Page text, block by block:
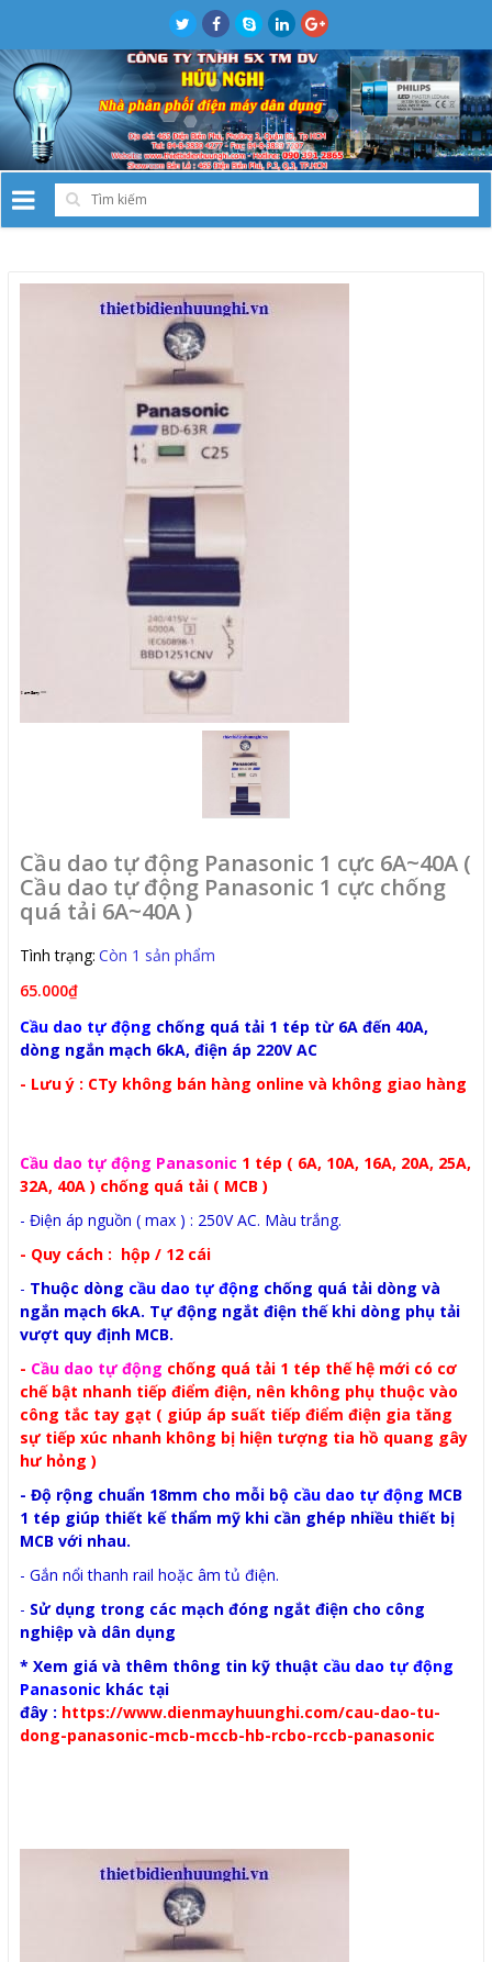
Cầu dao tự động Panasonic 1 cực 6A~40A (
Cầu dao tự động Panasonic 1 cực chống
quá tải 6A~40A )
Tình trạng: Còn 1 sản phẩm
65.000₫
Cầu dao tự động chống quá tải 1 tép từ 6A đến 40A,
dòng ngắn mạch 6kA, điện áp 220V AC
- Lưu ý : CTy không bán hàng online và không giao hàng
Cầu dao tự động Panasonic 1 tép ( 6A, 10A, 16A, 20A, 25A,
32A, 40A ) chống quá tải ( MCB )
- Điện áp nguồn ( max ) : 250V AC. Màu trắng.
- Quy cách : hộp / 12 cái
- Thuộc dòng cầu dao tự động chống quá tải dòng và
ngắn mạch 6kA. Tự động ngắt điện thế khi dòng phụ tải
vượt quy định MCB.
- Cầu dao tự động chống quá tải 1 tép thế hệ mới có cơ
chế bật nhanh tiếp điểm điện, nên không phụ thuộc vào
công tắc tay gạt ( giúp áp suất tiếp điểm điện gia tăng
sự tiếp xúc nhanh không bị hiện tượng tia hồ quang gây
hư hỏng )
- Độ rộng chuẩn 18mm cho mỗi bộ cầu dao tự động MCB
1 tép giúp thiết kế thẩm mỹ khi cần ghép nhiều thiết bị
MCB với nhau.
- Gắn nổi thanh rail hoặc âm tủ điện.
- Sử dụng trong các mạch đóng ngắt điện cho công
nghiệp và dân dụng
* Xem giá và thêm thông tin kỹ thuật cầu dao tự động
Panasonic khác tại
đây : https://www.dienmayhuunghi.com/cau-dao-tu-
dong-panasonic-mcb-mccb-hb-rcbo-rccb-panasonic